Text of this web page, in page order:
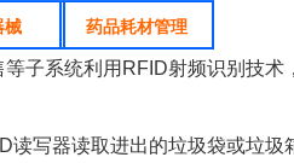
械 药品耗材管理
子系统利用RFID射频识别技术
读写器读取进出的垃圾袋或垃圾